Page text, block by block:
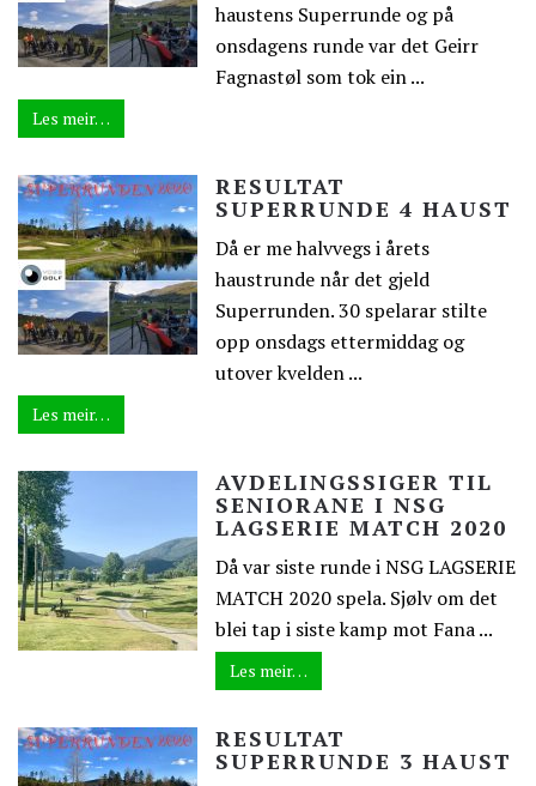
haustens Superrunde og på
onsdagens runde var det Geirr
Fagnastøl som tok ein ...
Les meir…
RESULTAT
SUPERRUNDE 4 HAUST
Då er me halvvegs i årets
haustrunde når det gjeld
Superrunden. 30 spelarar stilte
opp onsdags ettermiddag og
utover kvelden ...
Les meir…
AVDELINGSSIGER TIL
SENIORANE I NSG
LAGSERIE MATCH 2020
Då var siste runde i NSG LAGSERIE
MATCH 2020 spela. Sjølv om det
blei tap i siste kamp mot Fana ...
Les meir…
RESULTAT
SUPERRUNDE 3 HAUST